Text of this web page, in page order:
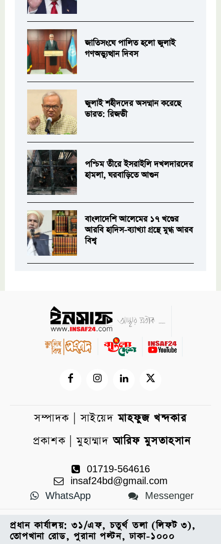
জাতিসংঘে পালিত হলো জুলাই
গণঅভ্যুত্থান দিবস
জুলাই শহীদদের অসম্মান করেছে
ভারত: রিজভী
পশ্চিম তীরে ইসরাইলি দখলদারদের
হামলা, ঘরবাড়িতে আগুন
বাংলাদেশি আলেমের ১৭ খণ্ডের
আরবি হাদিস-ব্যাখ্যা গ্রন্থে মুগ্ধ আরব
বিশ্ব
সম্পাদক | সাইয়েদমাহফুজ খন্দকার
প্রকাশক | মুহাম্মাদআরিফ মুসতাহসান
01719-564616
insaf24bd@gmail.com
WhatsApp
Messenger
প্রধান কার্যালয়: ৩১/এফ, চতুর্থ তলা (লিফট ৩),
তোপখানা রোড, পুরানা পল্টন, ঢাকা-১০০০